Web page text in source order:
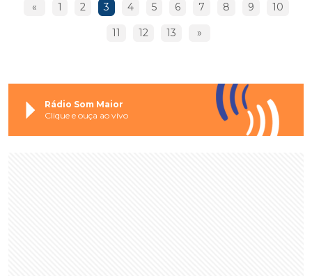
« 1 2 3 4 5 6 7 8 9 10
11 12 13 »
Rádio Som Maior
Clique e ouça ao vivo